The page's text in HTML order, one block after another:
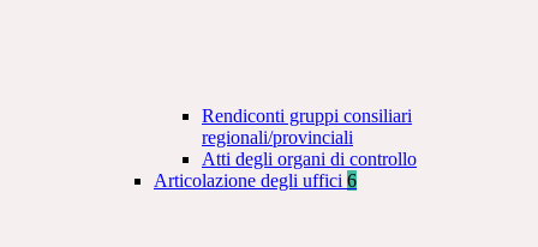
Rendiconti gruppi consiliari
regionali/provinciali
Atti degli organi di controllo
Articolazione degli uffici 6